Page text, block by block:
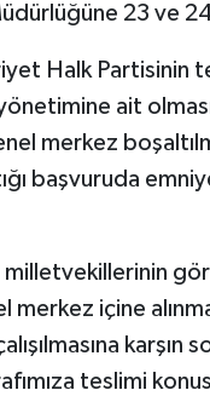
23 ve
Halk Partisinin
ait
merkez
başvuruda
milletvekillerinin
içine
karşın
teslimi